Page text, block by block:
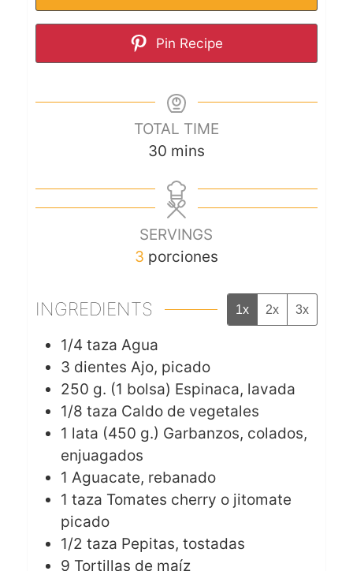
Pin Recipe
TOTAL TIME
30 mins
SERVINGS
3 porciones
INGREDIENTS 1x 2x 3x
1/4 taza Agua
3 dientes Ajo, picado
250 g. (1 bolsa) Espinaca, lavada
1/8 taza Caldo de vegetales
1 lata (450 g.) Garbanzos, colados,
enjuagados
1 Aguacate, rebanado
1 taza Tomates cherry o jitomate
picado
1/2 taza Pepitas, tostadas
9 Tortillas de maíz